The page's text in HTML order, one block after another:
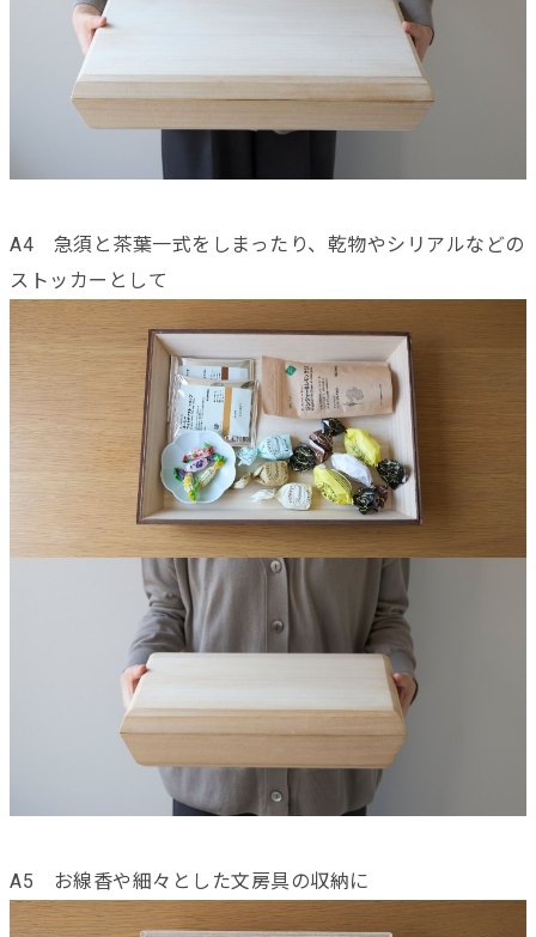
A4 急須と茶葉一式をしまったり、乾物やシリアルなどの
ストッカーとして
A5 お線香や細々とした文房具の収納に